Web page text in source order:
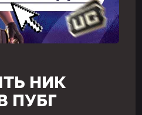
НИК
ПУБГ